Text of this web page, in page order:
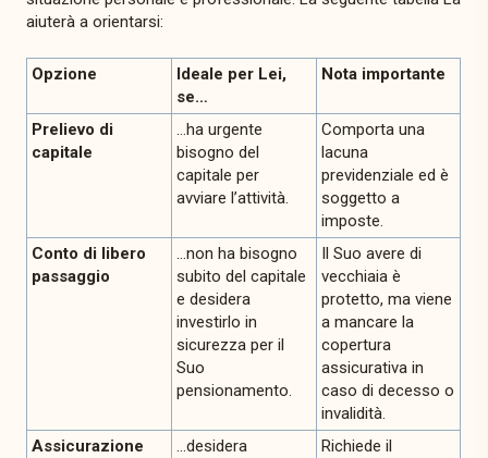
aiuterà a orientarsi:
Opzione
Ideale per Lei,
se…
Nota importante
Prelievo di
capitale
…ha urgente
bisogno del
capitale per
avviare l’attività.
Comporta una
lacuna
previdenziale ed è
soggetto a
imposte.
Conto di libero
passaggio
…non ha bisogno
subito del capitale
e desidera
investirlo in
sicurezza per il
Suo
pensionamento.
Il Suo avere di
vecchiaia è
protetto, ma viene
a mancare la
copertura
assicurativa in
caso di decesso o
invalidità.
Assicurazione
…desidera
Richiede il